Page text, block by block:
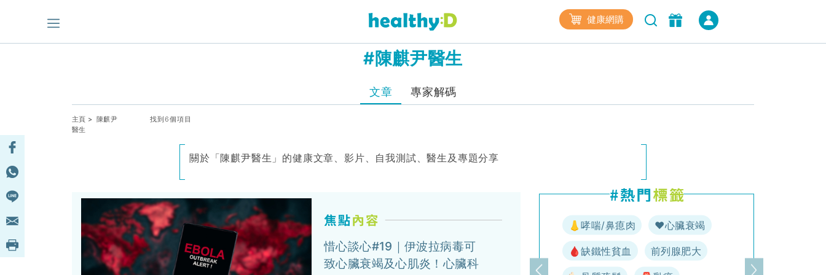
健康網購
#陳麒尹醫生
文章 專家解碼
主頁 > 陳麒尹
醫生
找到6個項目
關於「陳麒尹醫生」的健康文章、影片、自我測試、醫生及專題分享
惜心談心#19｜伊波拉病毒可
致心臟衰竭及心肌炎！心臟科
👃哮喘/鼻瘜肉 ♥️心臟衰竭
🩸缺鐵性貧血 前列腺肥大